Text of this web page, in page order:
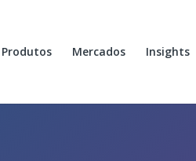
Produtos Mercados Insights